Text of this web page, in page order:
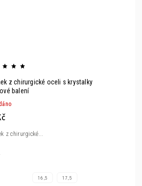
z chirurgické oceli s krystalky
balení
z chirurgické...
16,5 17,5